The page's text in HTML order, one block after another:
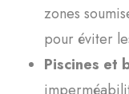
zones
pour éviter
Piscines et